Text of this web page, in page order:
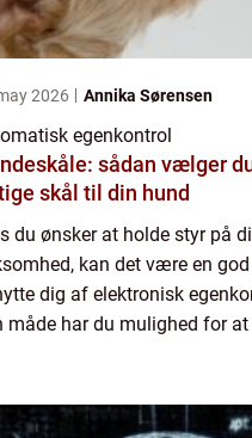
2026 Annika Sørensen
egenkontrol
sådan vælger
skål til din hund
du ønsker at holde styr på
kan det være en
dig af elektronisk
måde har du mulighed for
et ...